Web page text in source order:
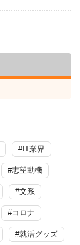
#IT業界
#志望動機
#文系
#コロナ
#就活グッズ